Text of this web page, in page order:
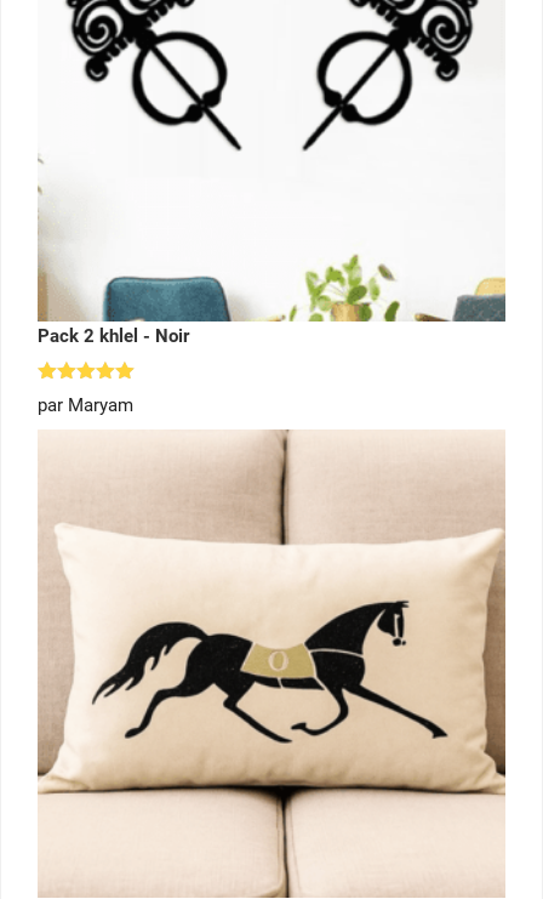
Pack 2 khlel - Noir
Note
sur 5
par Maryam